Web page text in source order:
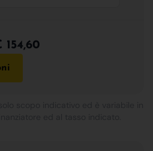
154,60